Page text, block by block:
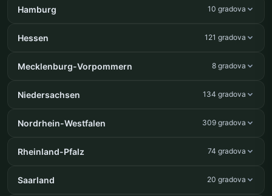
Hamburg 10 gradova
Hessen 121 gradova
Mecklenburg-Vorpommern 8 gradova
Niedersachsen 134 gradova
Nordrhein-Westfalen 309 gradova
Rheinland-Pfalz 74 gradova
Saarland 20 gradova